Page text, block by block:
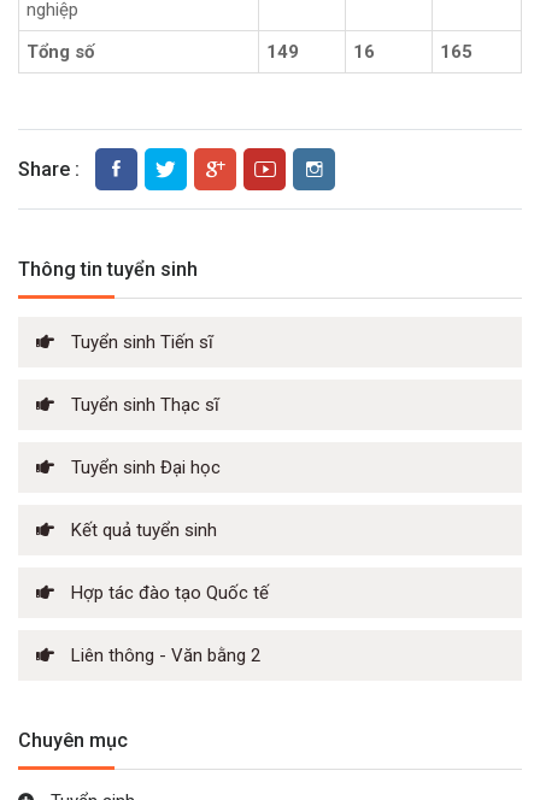
nghiệp
Tổng số 149 16 165
Share :
Thông tin tuyển sinh
Tuyển sinh Tiến sĩ
Tuyển sinh Thạc sĩ
Tuyển sinh Đại học
Kết quả tuyển sinh
Hợp tác đào tạo Quốc tế
Liên thông - Văn bằng 2
Chuyên mục